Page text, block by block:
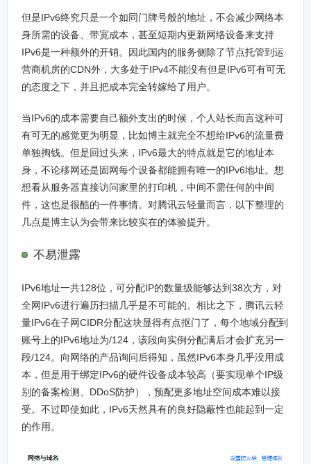
但是IPv6终究只是一个如同门牌号般的地址，不会减少网络本
身所需的设备、带宽成本，甚至短期内更新网络设备来支持
IPv6是一种额外的开销。因此国内的服务侧除了节点托管到运
营商机房的CDN外，大多处于IPv4不能没有但是IPv6可有可无
的态度之下，并且把成本完全转嫁给了用户。
当IPv6的成本需要自己额外支出的时候，个人站长而言这种可
有可无的感觉更为明显，比如博主就完全不想给IPv6的流量费
单独掏钱。但是回过头来，IPv6最大的特点就是它的地址本
身，不论移网还是固网每个设备都能拥有唯一的IPv6地址。想
想看从服务器直接访问家里的打印机，中间不需任何的中间
件，这也是很酷的一件事情。对腾讯云轻量而言，以下整理的
几点是博主认为会带来比较实在的体验提升。
不易泄露
IPv6地址一共128位，可分配IP的数量级能够达到38次方，对
全网IPv6进行遍历扫描几乎是不可能的。相比之下，腾讯云轻
量IPv6在子网CIDR分配这块显得有点抠门了，每个地域分配到
账号上的IPv6地址为/124，该段向实例分配满后才会扩充另一
段/124。向网络的产品询问后得知，虽然IPv6本身几乎没用成
本，但是用于绑定IPv6的硬件设备成本较高（要实现单个IP级
别的备案检测、DDoS防护），预配更多地址空间成本难以接
受。不过即使如此，IPv6天然具有的良好隐蔽性也能起到一定
的作用。